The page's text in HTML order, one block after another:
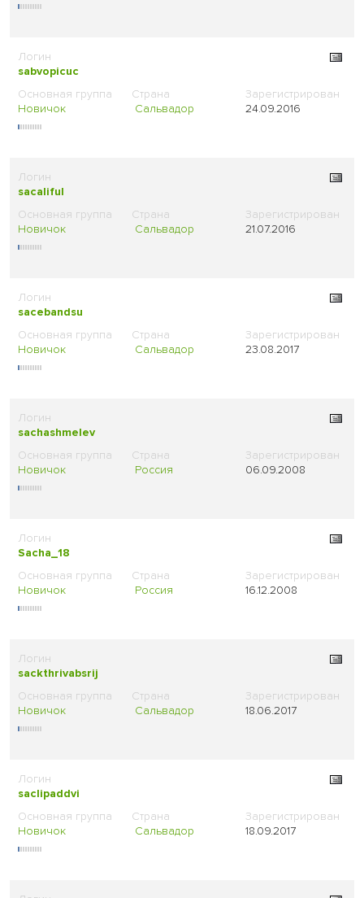
sabvopicuc
Новичок Сальвадор 24.09.2016
sacaliful
Новичок Сальвадор 21.07.2016
sacebandsu
Новичок Сальвадор 23.08.2017
sachashmelev
Новичок Россия 06.09.2008
Sacha_18
Новичок Россия 16.12.2008
sackthrivabsrij
Новичок Сальвадор 18.06.2017
saclipaddvi
Новичок Сальвадор 18.09.2017